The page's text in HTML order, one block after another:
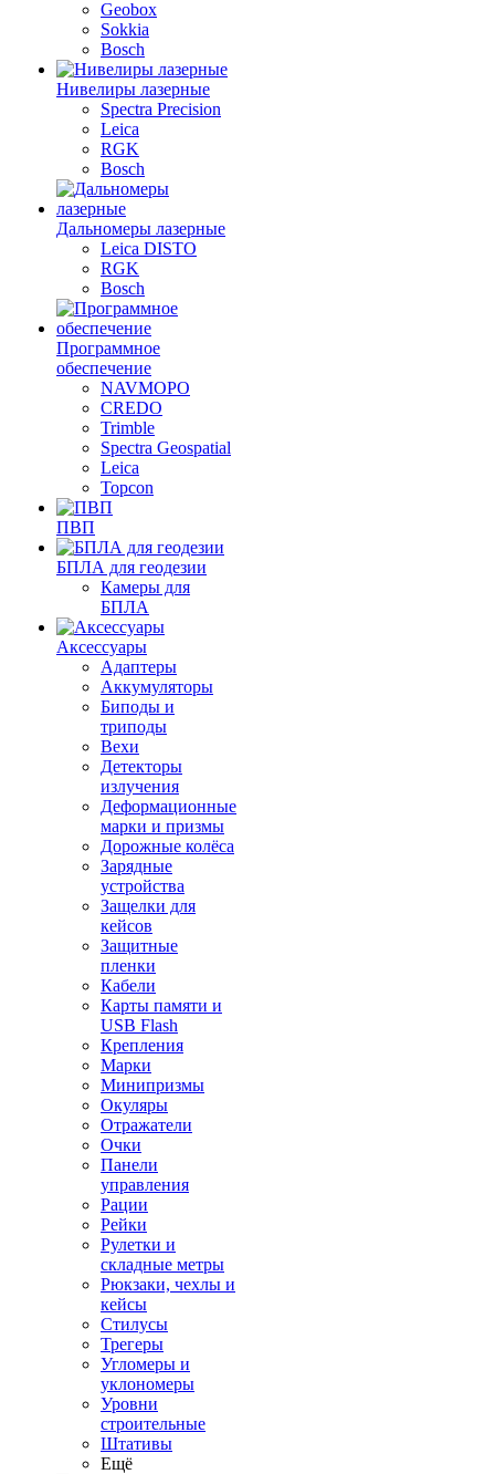
Geobox
Sokkia
Bosch
Нивелиры лазерные
Spectra Precision
Leica
RGK
Bosch
Дальномеры лазерные
Leica DISTO
RGK
Bosch
Программное
обеспечение
NAVMOPO
CREDO
Trimble
Spectra Geospatial
Leica
Topcon
ПВП
БПЛА для геодезии
Камеры для
БПЛА
Аксессуары
Адаптеры
Аккумуляторы
Биподы и
триподы
Вехи
Детекторы
излучения
Деформационные
марки и призмы
Дорожные колёса
Зарядные
устройства
Защелки для
кейсов
Защитные
пленки
Кабели
Карты памяти и
USB Flash
Крепления
Марки
Минипризмы
Окуляры
Отражатели
Очки
Панели
управления
Рации
Рейки
Рулетки и
складные метры
Рюкзаки, чехлы и
кейсы
Стилусы
Трегеры
Угломеры и
уклономеры
Уровни
строительные
Штативы
Ещё